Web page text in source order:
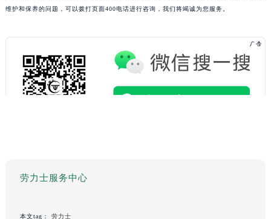
维护和保养的问题，可以拨打页面400电话进行咨询，我们将竭诚为您服务。
劳力士服务中心
本文tag： 劳力士